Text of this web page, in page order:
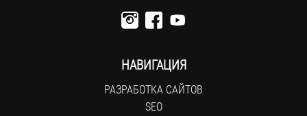
НАВИГАЦИЯ
РАЗРАБОТКА САЙТОВ
SEO